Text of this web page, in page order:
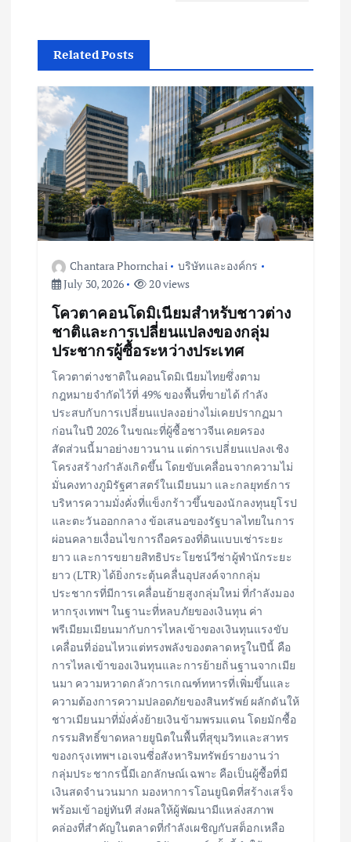
g
a
t
Related Posts
Chantara Phornchai
บริษัทและองค์กร
July 30, 2026
20 views
โควตาคอนโดมิเนียมสำหรับชาวต่าง
ชาติและการเปลี่ยนแปลงของกลุ่ม
ประชากรผู้ซื้อระหว่างประเทศ
โควตาต่างชาติในคอนโดมิเนียมไทยซึ่งตาม
กฎหมายจำกัดไว้ที่ 49% ของพื้นที่ขายได้ กำลัง
ประสบกับการเปลี่ยนแปลงอย่างไม่เคยปรากฏมา
ก่อนในปี 2026 ในขณะที่ผู้ซื้อชาวจีนเคยครอง
สัดส่วนนี้มาอย่างยาวนาน แต่การเปลี่ยนแปลงเชิง
โครงสร้างกำลังเกิดขึ้น โดยขับเคลื่อนจากความไม่
มั่นคงทางภูมิรัฐศาสตร์ในเมียนมา และกลยุทธ์การ
บริหารความมั่งคั่งที่แข็งกร้าวขึ้นของนักลงทุนยุโรป
และตะวันออกกลาง ข้อเสนอของรัฐบาลไทยในการ
ผ่อนคลายเงื่อนไขการถือครองที่ดินแบบเช่าระยะ
ยาว และการขยายสิทธิประโยชน์วีซ่าผู้พำนักระยะ
ยาว (LTR) ได้ยิ่งกระตุ้นคลื่นอุปสงค์จากกลุ่ม
ประชากรที่มีการเคลื่อนย้ายสูงกลุ่มใหม่ ที่กำลังมอง
หากรุงเทพฯ ในฐานะที่หลบภัยของเงินทุน ค่า
พรีเมียมเมียนมากับการไหลเข้าของเงินทุนแรงขับ
เคลื่อนที่อ่อนไหวแต่ทรงพลังของตลาดหรูในปีนี้ คือ
การไหลเข้าของเงินทุนและการย้ายถิ่นฐานจากเมีย
นมา ความหวาดกลัวการเกณฑ์ทหารที่เพิ่มขึ้นและ
ความต้องการความปลอดภัยของสินทรัพย์ ผลักดันให้
ชาวเมียนมาที่มั่งคั่งย้ายเงินข้ามพรมแดน โดยมักซื้อ
กรรมสิทธิ์ขาดหลายยูนิตในพื้นที่สุขุมวิทและสาทร
ของกรุงเทพฯ เอเจนซี่อสังหาริมทรัพย์รายงานว่า
กลุ่มประชากรนี้มีเอกลักษณ์เฉพาะ คือเป็นผู้ซื้อที่มี
เงินสดจำนวนมาก มองหาการโอนยูนิตที่สร้างเสร็จ
พร้อมเข้าอยู่ทันที ส่งผลให้ผู้พัฒนามีแหล่งสภาพ
คล่องที่สำคัญในตลาดที่กำลังเผชิญกับสต็อกเหลือ